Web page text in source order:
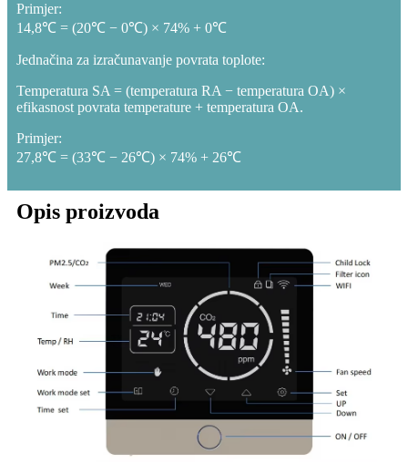
Primjer:
14,8℃ = (20℃ − 0℃) × 74% + 0℃
Jednačina za izračunavanje povrata toplote:
Temperatura SA = (temperatura RA − temperatura OA) ×
efikasnost povrata temperature + temperatura OA.
Primjer:
27,8℃ = (33℃ − 26℃) × 74% + 26℃
Opis proizvoda